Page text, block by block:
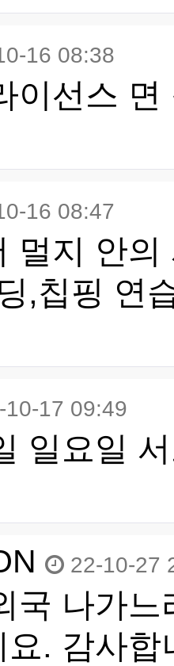
16 08:38
이선스
16 08:47
멀지 안
,칩핑 연
10-17 09:49
일요일
22-10-27
국 나가
. 감사합